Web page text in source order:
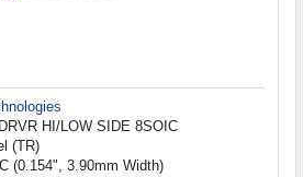
HI/LOW SIDE 8SOIC
(TR)
(0.154", 3.90mm Width)